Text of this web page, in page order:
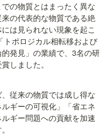
の物質とはまったく異な
の代表的な物質である絶
は見られない現象を起こ
ポロジカル相転移および
発見」の業績で、3名の研
しました。
従来の物質では成し得な
ギーの可視化」「省エネ
ギー問題への貢献を加速